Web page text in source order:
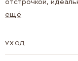
современных
ещё
УХОД